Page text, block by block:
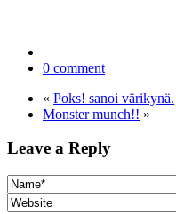
0 comment
« Poks! sanoi värikynä.
Monster munch!! »
Leave a Reply